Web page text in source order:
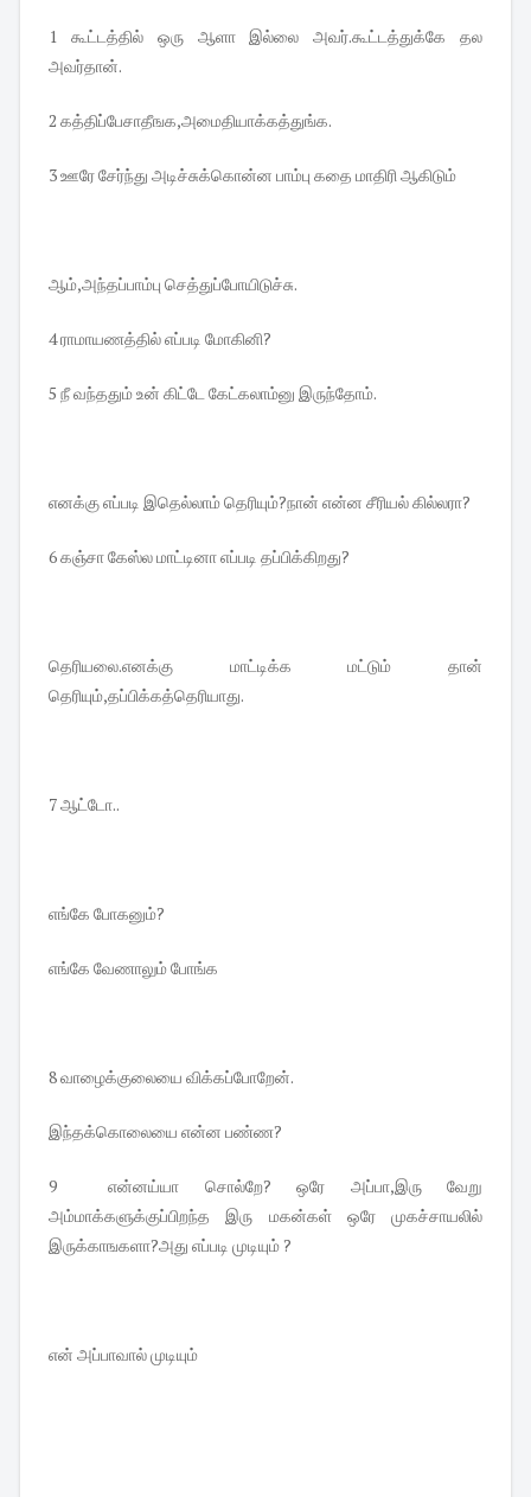
1 கூட்டத்தில் ஒரு ஆளா இல்லை அவர்.கூட்டத்துக்கே தல
அவர்தான்.
2 கத்திப்பேசாதீஙக,அமைதியாக்கத்துங்க.
3 ஊரே சேர்ந்து அடிச்சுக்கொன்ன பாம்பு கதை மாதிரி ஆகிடும்
ஆம்,அந்தப்பாம்பு செத்துப்போயிடுச்சு.
4 ராமாயணத்தில் எப்படி மோகினி?
5 நீ வந்ததும் உன் கிட்டே கேட்கலாம்னு இருந்தோம்.
எனக்கு எப்படி இதெல்லாம் தெரியும்?நான் என்ன சீரியல் கில்லரா?
6 கஞ்சா கேஸ்ல மாட்டினா எப்படி தப்பிக்கிறது?
தெரியலை.எனக்கு மாட்டிக்க மட்டும் தான்
தெரியும்,தப்பிக்கத்தெரியாது.
7 ஆட்டோ..
எங்கே போகனும்?
எங்கே வேணாலும் போங்க
8 வாழைக்குலையை விக்கப்போறேன்.
இந்தக்கொலையை என்ன பண்ண?
9 என்னய்யா சொல்றே? ஒரே அப்பா,இரு வேறு
அம்மாக்களுக்குப்பிறந்த இரு மகன்கள் ஒரே முகச்சாயலில்
இருக்காஙகளா?அது எப்படி முடியும் ?
என் அப்பாவால் முடியும்